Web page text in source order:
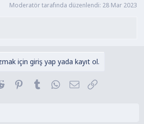
Moderatör tarafında düzenlendi: 28 Mar 2023
için giriş yap yada kayıt ol.
Reddit Pinterest
Tumblr WhatsApp
E-posta